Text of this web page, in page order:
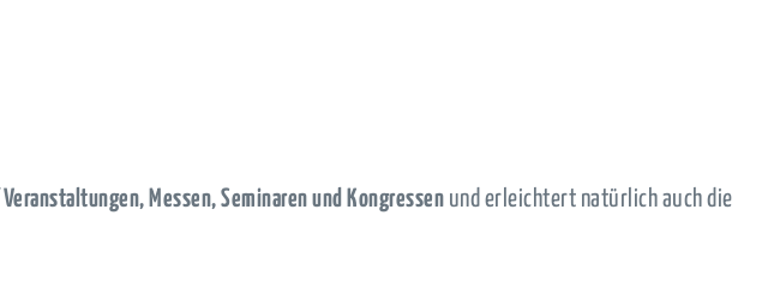
Veranstaltungen, Messen, Seminaren und Kongressen und erleichtert natürlich auch die